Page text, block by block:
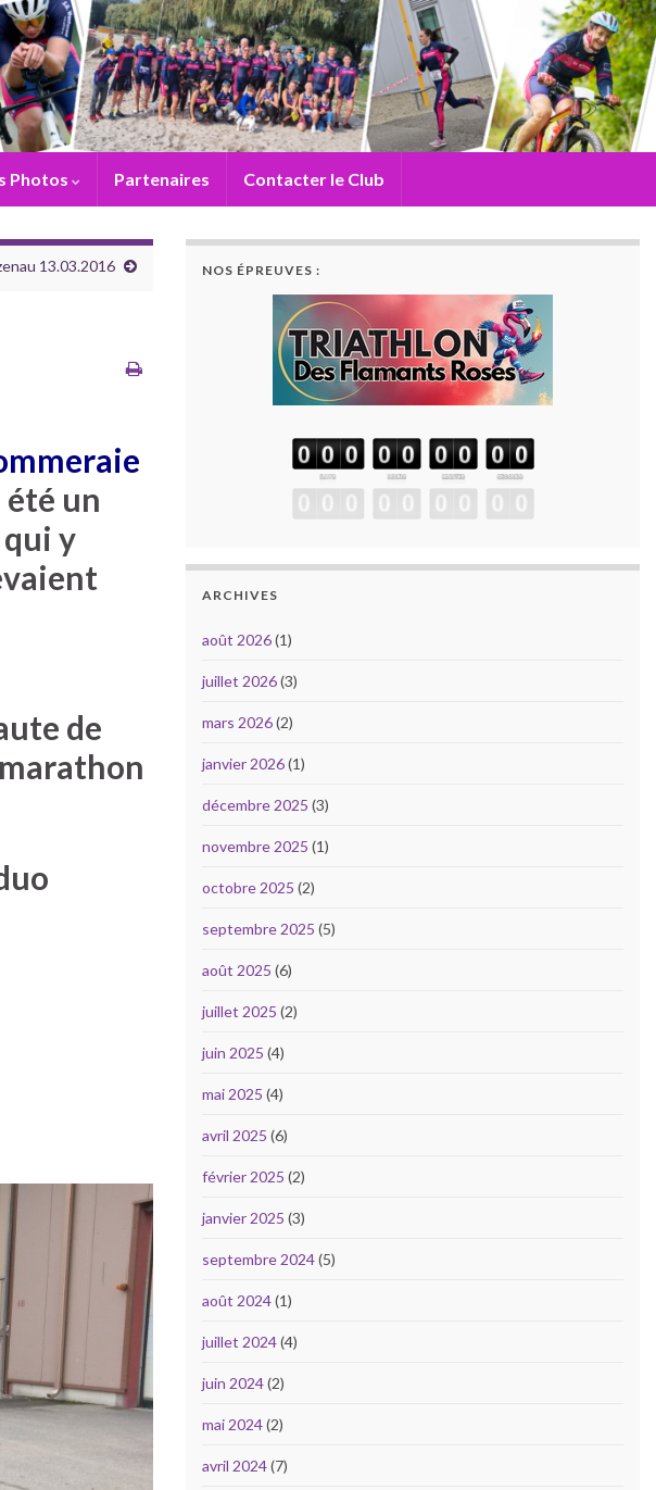
Photos Partenaires Contacter le Club
13.03.2016
été un
y
de
NOS ÉPREUVES :
ARCHIVES
août 2026(1)
juillet 2026(3)
mars 2026(2)
janvier 2026(1)
décembre 2025 (3)
novembre 2025 (1)
octobre 2025 (2)
septembre 2025 (5)
août 2025 (6)
juillet 2025 (2)
juin 2025 (4)
mai 2025 (4)
avril 2025 (6)
février 2025 (2)
janvier 2025 (3)
septembre 2024(5)
août 2024(1)
juillet 2024(4)
juin 2024(2)
mai 2024(2)
avril 2024(7)